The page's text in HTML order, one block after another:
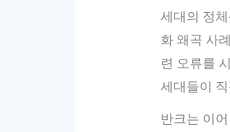
세대의 정
화 왜곡 사
련 오류를
세대들이
반크는 이